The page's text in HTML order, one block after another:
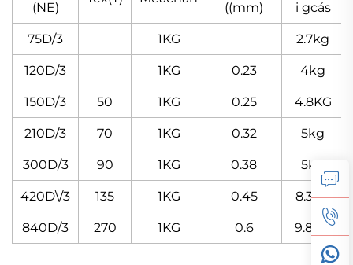
(NE)
((mm)
i gcás
75D/3 1KG 2.7kg
120D/3 1KG 0.23 4kg
150D/3 50 1KG 0.25 4.8KG
210D/3 70 1KG 0.32 5kg
300D/3 90 1KG 0.38 5kg
420D\/3 135 1KG 0.45 8.3KG
840D/3 270 1KG 0.6 9.8KG